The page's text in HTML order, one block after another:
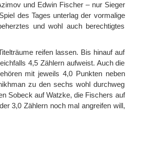
und Edwin Fischer – nur Sieger
des Tages unterlag der vormalige
und wohl auch berechtigtes
reifen lassen. Bis hinauf auf
4,5 Zählern aufweist. Auch die
mit jeweils 4,0 Punkten neben
zu den sechs wohl durchweg
Sobeck auf Watzke, die Fischers auf
3,0 Zählern noch mal angreifen will,